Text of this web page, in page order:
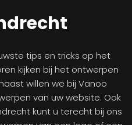
tips en tricks op het
kijken bij het ontwerpen
willen we bij Vanoo
van uw website. Ook
kunt u terecht bij ons